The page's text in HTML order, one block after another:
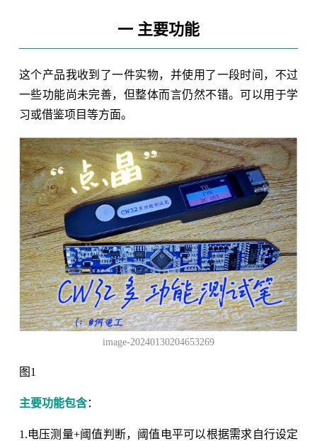
一 主要功能
这个产品我收到了一件实物，并使用了一段时间，不过
一些功能尚未完善，但整体而言仍然不错。可以用于学
习或借鉴项目等方面。
image-20240130204653269
图1
主要功能包含：
1.电压测量+阈值判断，阈值电平可以根据需求自行设定